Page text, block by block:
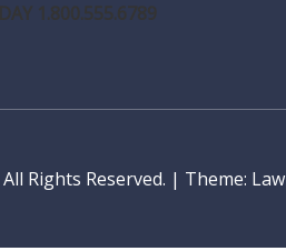
1.800.555.6789
Rights Reserved. | Theme: